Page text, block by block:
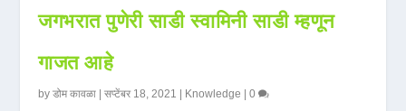
जगभरात पुणेरी साडी स्वामिनी साडी म्हणून
गाजत आहे
byडोम कावळा |सप्टेंबर 18, 2021 Knowledge |0